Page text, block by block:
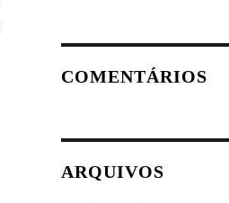
COMENTÁRIOS
ARQUIVOS